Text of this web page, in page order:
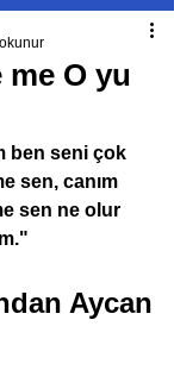
me O yu
ben seni çok
sen, canım
sen ne olur
Aycan